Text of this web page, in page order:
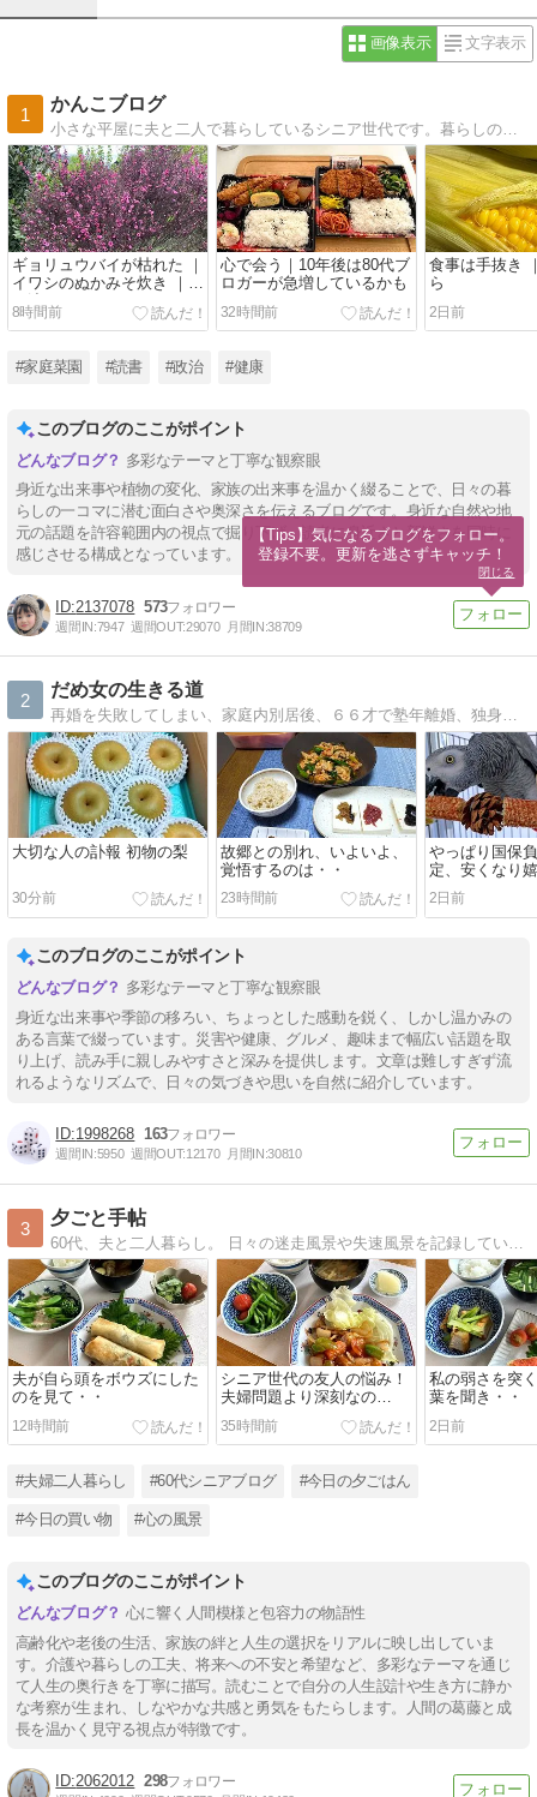
画像表示 文字表示
1
かんこブログ
小さな平屋に夫と二人で暮らしているシニア世代です。暮らしの中で感じたこと、家庭菜園のことなど綴っています。
ギョリュウバイが枯れた ｜
イワシのぬかみそ炊き ｜気
が沈む
8時間前
心で会う｜10年後は80代ブ
ロガーが急増しているかも
32時間前
食事は手抜き
ら
2日前
#家庭菜園 #読書 #政治 #健康
このブログのここがポイント
多彩なテーマと丁寧な観察眼
身近な出来事や植物の変化、家族の出来事を温かく綴ることで、日々の暮
らしの一コマに潜む面白さや奥深さを伝えるブログです。身近な自然や地
元の話題を許容範囲内の視点で掘り下げ、読者に身近さと新鮮さを同時に
感じさせる構成となっています。
2137078 573
週間IN:7947 週間OUT:29070 月間IN:38709
2
だめ女の生きる道
大切な人の訃報 初物の梨
30分前
故郷との別れ、いよいよ、
覚悟するのは・・
23時間前
やっぱり国保
定、安くなり
肩は５ヵ月
2日前
このブログのここがポイント
多彩なテーマと丁寧な観察眼
身近な出来事や季節の移ろい、ちょっとした感動を鋭く、しかし温かみの
ある言葉で綴っています。災害や健康、グルメ、趣味まで幅広い話題を取
り上げ、読み手に親しみやすさと深みを提供します。文章は難しすぎず流
れるようなリズムで、日々の気づきや思いを自然に紹介しています。
1998268 163
週間IN:5950 週間OUT:12170 月間IN:30810
3
夕ごと手帖
夫が自ら頭をボウズにした
のを見て・・
12時間前
シニア世代の友人の悩み！
夫婦問題より深刻なの
は・・・
35時間前
私の弱さを突
葉を聞き・・
2日前
#夫婦二人暮らし #60代シニアブログ #今日の夕ごはん
#今日の買い物 #心の風景
このブログのここがポイント
心に響く人間模様と包容力の物語性
高齢化や老後の生活、家族の絆と人生の選択をリアルに映し出していま
す。介護や暮らしの工夫、将来への不安と希望など、多彩なテーマを通じ
て人生の奥行きを丁寧に描写。読むことで自分の人生設計や生き方に静か
な考察が生まれ、しなやかな共感と勇気をもたらします。人間の葛藤と成
長を温かく見守る視点が特徴です。
2062012 298
【Tips】気になるブログをフォロー。
登録不要。更新を逃さずキャッチ！
閉じる